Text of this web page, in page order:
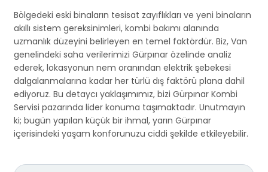
Bölgedeki eski binaların tesisat zayıflıkları ve yeni binaların
akıllı sistem gereksinimleri, kombi bakımı alanında
uzmanlık düzeyini belirleyen en temel faktördür. Biz, Van
genelindeki saha verilerimizi Gürpınar özelinde analiz
ederek, lokasyonun nem oranından elektrik şebekesi
dalgalanmalarına kadar her türlü dış faktörü plana dahil
ediyoruz. Bu detaycı yaklaşımımız, bizi Gürpınar Kombi
Servisi pazarında lider konuma taşımaktadır. Unutmayın
ki; bugün yapılan küçük bir ihmal, yarın Gürpınar
içerisindeki yaşam konforunuzu ciddi şekilde etkileyebilir.